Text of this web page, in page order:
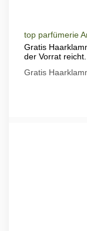
top parfümerie
Gratis
der Vorrat
Gratis